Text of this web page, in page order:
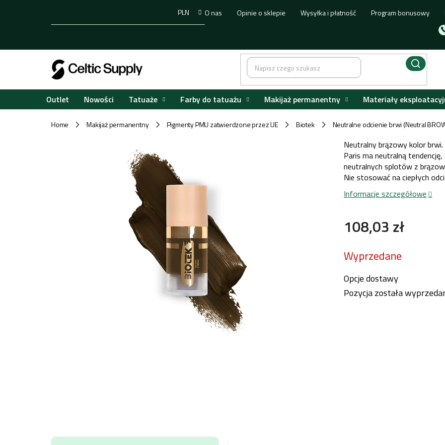
O nas Opinie o sklepie Wysyłka i płatność Program bonusowy
PLN
Outlet Nowości Tatuaże Farby do tatuażu Makijaż permanentny Materiały
Home / Makijaż permanentny / Pigmenty PMU zatwierdzone przez UE / Biotek / Neutralne odcienie brwi (Neutral
108,03 zł
jednostkowa:
Wyprzedane
Opcje dostawy
Pozycja została
Neutralny brązowy kolor brwi.
Paris ma neutralną
neutralnych splotów z
Nie stosować na ciepłych
Informacje szczegółowe